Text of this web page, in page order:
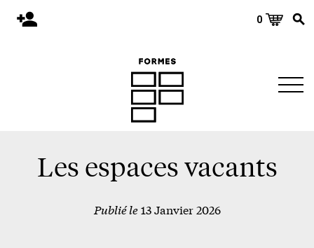
0
Matériaux
Environnement
Les espaces vacants
Publié le13 Janvier 2026